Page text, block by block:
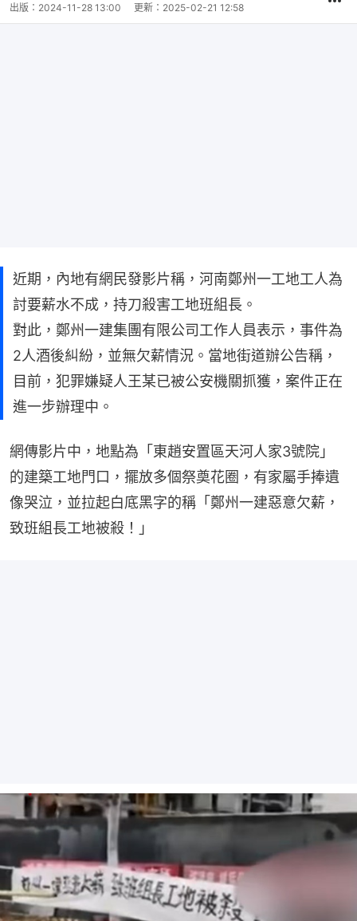
出版： 2024-11-28 13:00 更新： 2025-02-21 12:58
近期，內地有網民發影片稱，河南鄭州一工地工人為
討要薪水不成，持刀殺害工地班組長。
對此，鄭州一建集團有限公司工作人員表示，事件為
2人酒後糾紛，並無欠薪情況。當地街道辦公告稱，
目前，犯罪嫌疑人王某已被公安機關抓獲，案件正在
進一步辦理中。
網傳影片中，地點為「東趙安置區天河人家3號院」
的建築工地門口，擺放多個祭奠花圈，有家屬手捧遺
像哭泣，並拉起白底黑字的稱「鄭州一建惡意欠薪，
致班組長工地被殺！」